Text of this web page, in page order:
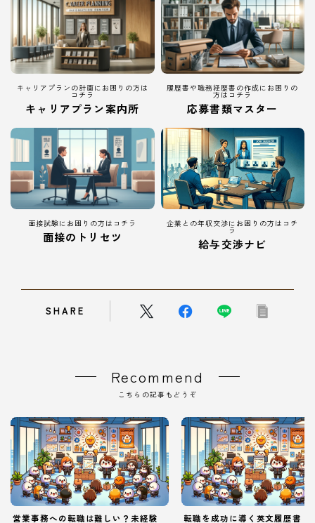
キャリアプランの計画にお困りの方は
コチラ
キャリアプラン案内所
履歴書や職務経歴書の作成にお困りの
方はコチラ
応募書類マスター
面接試験にお困りの方はコチラ
面接のトリセツ
企業との年収交渉にお困りの方はコチ
ラ
給与交渉ナビ
SHARE
Recommend
こちらの記事もどうぞ
営業事務への転職は難しい？未経験 転職を成功に導く英文履歴書（